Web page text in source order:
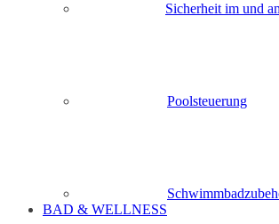
Sicherheit im und
Poolsteuerung
BAD & WELLNESS